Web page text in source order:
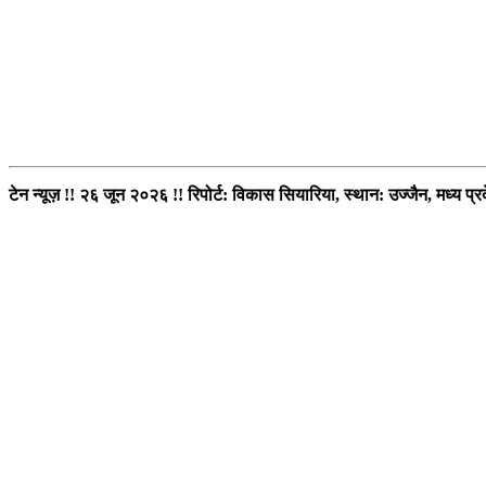
टेन न्यूज़ !! २६ जून २०२६ !! रिपोर्ट: विकास सियारिया,स्थान: उज्जैन, मध्य